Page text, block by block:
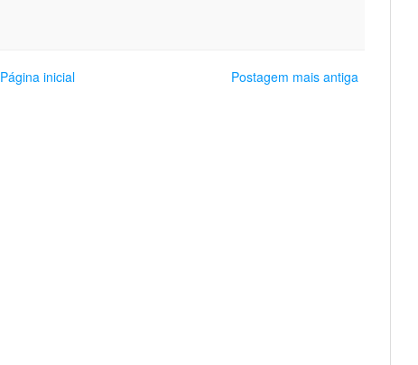
Postagem mais antiga
Página inicial